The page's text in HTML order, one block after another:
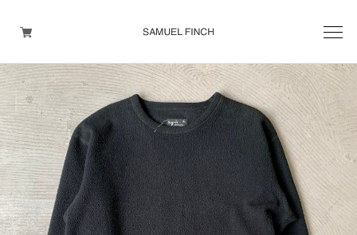
Men's
Maison Martin Margiela
Helmut Lang
Yohji Yamamoto